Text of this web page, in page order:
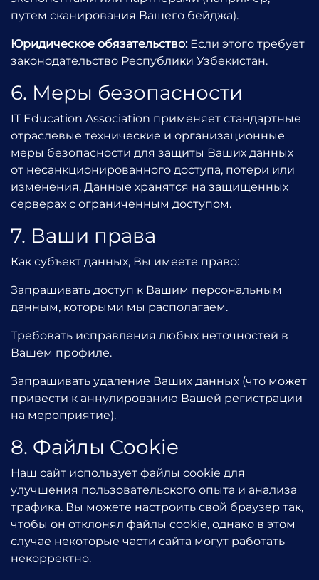
путем сканирования Вашего бейджа).
Юридическое обязательство:Если этого требует
законодательство Республики Узбекистан.
6. Меры безопасности
IT Education Association применяет стандартные
отраслевые технические и организационные
меры безопасности для защиты Ваших данных
от несанкционированного доступа, потери или
изменения. Данные хранятся на защищенных
серверах с ограниченным доступом.
7. Ваши права
Как субъект данных, Вы имеете право:
Запрашивать доступ к Вашим персональным
данным, которыми мы располагаем.
Требовать исправления любых неточностей в
Вашем профиле.
Запрашивать удаление Ваших данных (что может
привести к аннулированию Вашей регистрации
на мероприятие).
8. Файлы Cookie
Наш сайт использует файлы cookie для
улучшения пользовательского опыта и анализа
трафика. Вы можете настроить свой браузер так,
чтобы он отклонял файлы cookie, однако в этом
случае некоторые части сайта могут работать
некорректно.